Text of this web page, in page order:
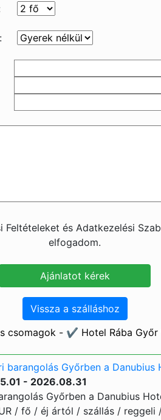
Feltételeket és Adatkezelési
elfogadom.
Vissza a szálláshoz
csomagok - ✔️ Hotel Rába
Győrben a Danubius
- 2026.08.31
Győrben a Danubius
/ fő / éj ártól / szállás / reggeli